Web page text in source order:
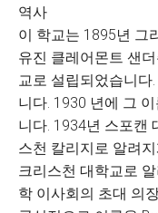
역사
이 학교는 1895년 그
유진 클레어몬트 샌
교로 설립되었습니다
니다. 1930 년에 그
니다. 1934년 스포캔
스천 칼리지로 알려
크리스천 대학교로
학 이사회의 초대 의